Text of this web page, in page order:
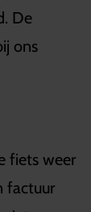
De
ons
fiets weer
factuur